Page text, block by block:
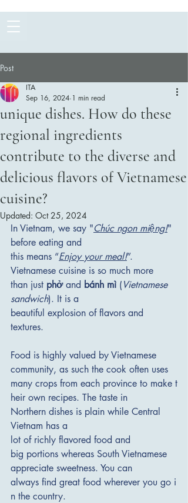
Post
unique dishes. How do these
regional ingredients
contribute to the diverse and
delicious flavors of Vietnamese
cuisine?
ITA
Sep 16, 2024 1 min read
Updated: Oct 25, 2024
In Vietnam, we say "Chúc ngon miệng!"
before eating and
this means “Enjoy your meal!”.
Vietnamese cuisine is so much more
than just phở and bánh mì (Vietnamese
sandwich). It is a
beautiful explosion of flavors and
textures.
Food is highly valued by Vietnamese
community, as such the cook often uses
many crops from each province to make t
heir own recipes. The taste in
Northern dishes is plain while Central
Vietnam has a
lot of richly flavored food and
big portions whereas South Vietnamese
appreciate sweetness. You can
always find great food wherever you go i
n the country.